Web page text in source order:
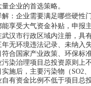
企业的首选策略。
：企业需要满足哪些硬性
享受大气资金补贴，申报
武汉市行政区域内注册，具
年无环境违法记录、未纳入
符合国家产业政策、环保标
污染治理项目总投资原则上
实施后，主要污染物（SO2
自有资金比例不低于项目总